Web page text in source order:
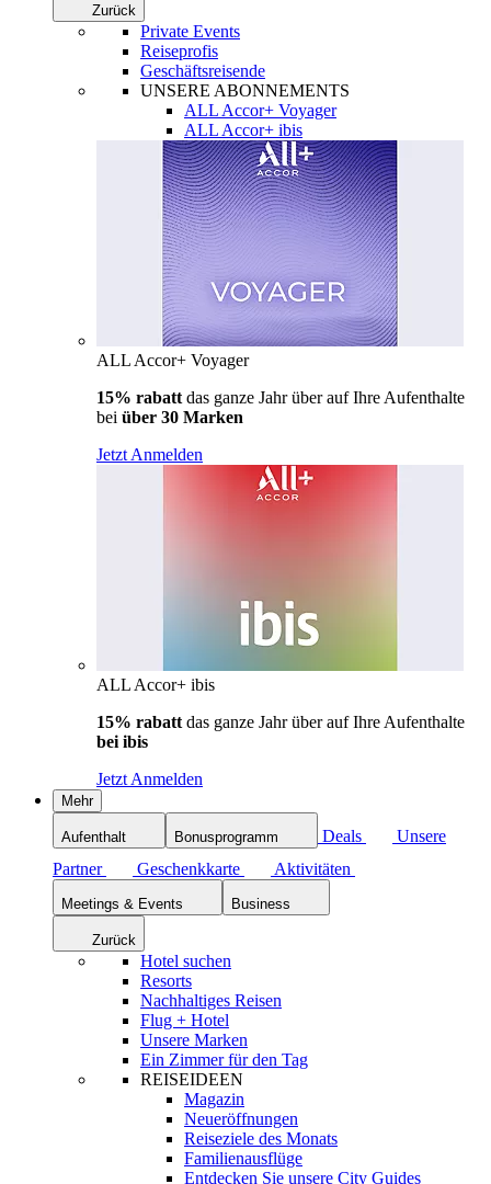
Zurück
Private Events
Reiseprofis
Geschäftsreisende
UNSERE ABONNEMENTS
ALL Accor+ Voyager
ALL Accor+ ibis
ALL Accor+ Voyager
15% rabatt das ganze Jahr über auf Ihre Aufenthalte
bei über 30 Marken
Jetzt Anmelden
ALL Accor+ ibis
15% rabatt das ganze Jahr über auf Ihre Aufenthalte
bei ibis
Jetzt Anmelden
Mehr
Aufenthalt Bonusprogramm Deals
Unsere
Partner
Geschenkkarte Aktivitäten
Meetings & Events Business
Zurück
Hotel suchen
Resorts
Nachhaltiges Reisen
Flug + Hotel
Unsere Marken
Ein Zimmer für den Tag
REISEIDEEN
Magazin
Neueröffnungen
Reiseziele des Monats
Familienausflüge
Entdecken Sie unsere City Guides